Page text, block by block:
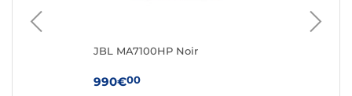
JBL MA7100HP Noir
990€00